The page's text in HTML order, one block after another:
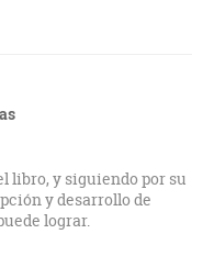
libro, y siguiendo por su
y desarrollo de
lograr.